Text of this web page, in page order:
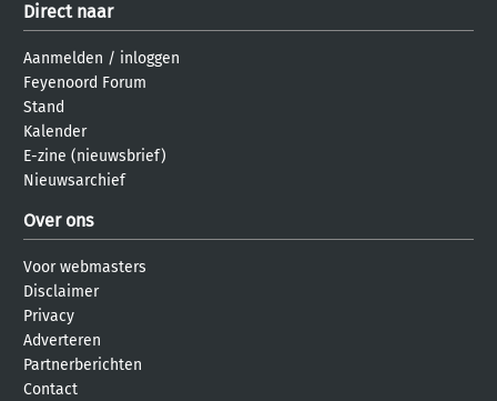
Direct naar
Aanmelden / inloggen
Feyenoord Forum
Stand
Kalender
E-zine (nieuwsbrief)
Nieuwsarchief
Over ons
Voor webmasters
Disclaimer
Privacy
Adverteren
Partnerberichten
Contact